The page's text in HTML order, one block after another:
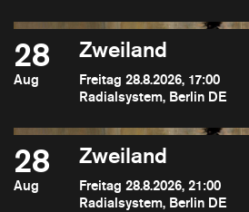
28
Aug
Zweiland
Freitag 28.8.2026, 17:00
Radialsystem, Berlin DE
28
Aug
Zweiland
Freitag 28.8.2026, 21:00
Radialsystem, Berlin DE